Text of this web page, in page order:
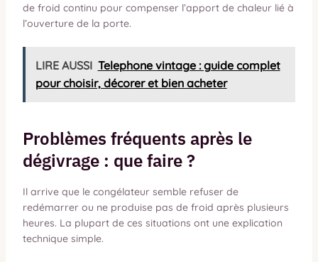
de froid continu pour compenser l’apport de chaleur lié à
l’ouverture de la porte.
LIRE AUSSI Telephone vintage : guide complet
pour choisir, décorer et bien acheter
Problèmes fréquents après le
dégivrage : que faire ?
Il arrive que le congélateur semble refuser de
redémarrer ou ne produise pas de froid après plusieurs
heures. La plupart de ces situations ont une explication
technique simple.